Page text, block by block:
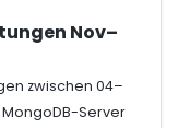
Nov–
zwischen 04–
MongoDB-Server